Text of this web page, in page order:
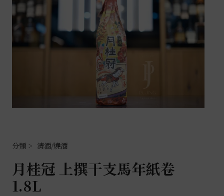
清酒/燒酒
月桂冠 上撰干支馬年紙卷
1.8L